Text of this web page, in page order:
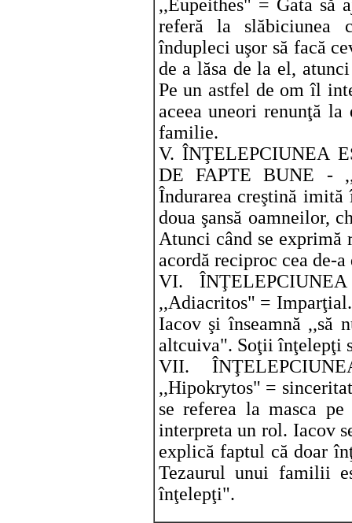
,,Eupeithes" = Gata să
referă la slăbiciunea
îndupleci uşor să facă
de a lăsa de la el,
Pe un astfel de om îl
aceea uneori renunţă
familie.
V. ÎNŢELEPCIUNEA
DE FAPTE BUNE -
Îndurarea creştină
doua şansă oamneilor,
Atunci când se exprimă
acordă reciproc cea de-a
VI.
,,Adiacritos" =
Iacov şi înseamnă ,,să
altcuiva". Soţii înţelepţi
VII.
,,Hipokrytos" =
se referea la masca
interpreta un rol. Iacov
explică faptul că doar
Tezaurul unui familii
înţelepţi".